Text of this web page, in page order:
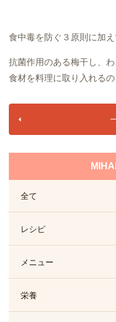
食中毒を防ぐ３原則に加え
抗菌作用のある梅干し、
食材を料理に取り入れるの
全て
レシピ
メニュー
栄養